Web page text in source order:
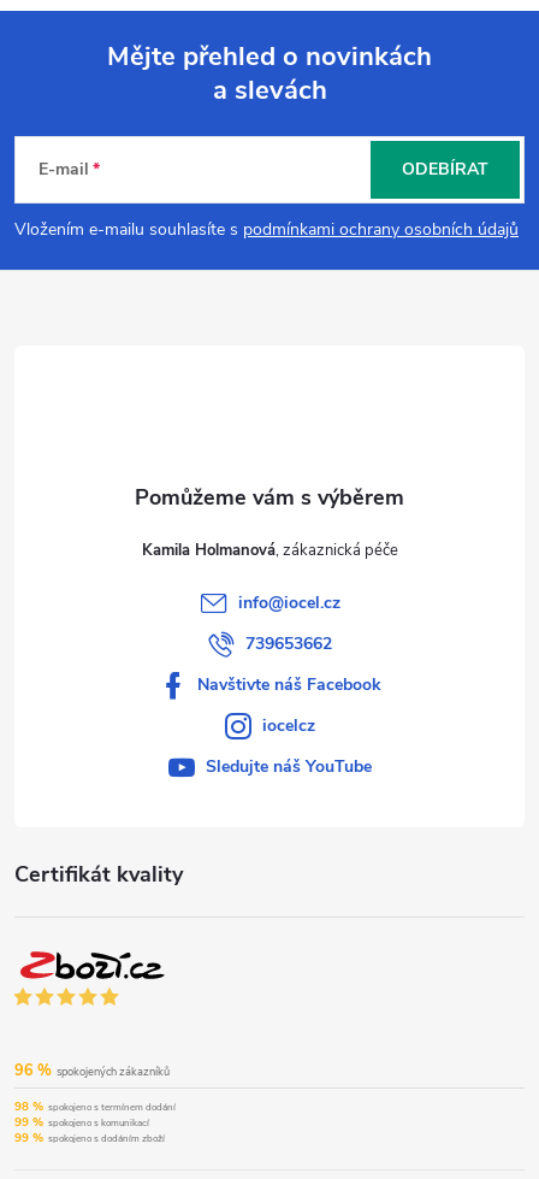
p
Mějte přehled o novinkách
a slevách
E-mail
Vložením e-mailu souhlasíte s podmínkami ochrany osobních údajů
ODEBÍRAT
Certifikát kvality
96 % spokojených zákazníků
98 % spokojeno s termínem dodání
99 % spokojeno s komunikací
99 % spokojeno s dodáním zboží
Kamila Holmanová
info@iocel.cz
739653662
Navštivte náš Facebook
iocelcz
Sledujte náš YouTube